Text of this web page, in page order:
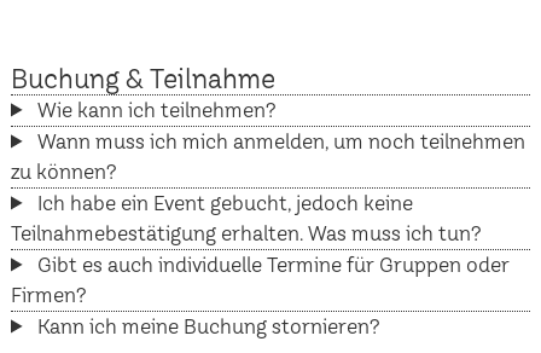
Buchung & Teilnahme
Wie kann ich teilnehmen?
Wann muss ich mich anmelden, um noch teilnehmen
zu können?
Ich habe ein Event gebucht, jedoch keine
Teilnahmebestätigung erhalten. Was muss ich tun?
Gibt es auch individuelle Termine für Gruppen oder
Firmen?
Kann ich meine Buchung stornieren?